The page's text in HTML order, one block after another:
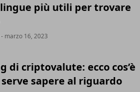
più utili per trovare
- marzo 16, 2023
di criptovalute: ecco cos’è
serve sapere al riguardo